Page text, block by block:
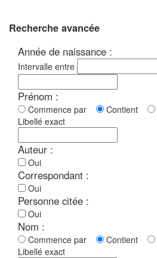
Recherche avancée
Année de naissance :
Intervalle entre
Prénom :
Commence par Contient
Libellé exact
Auteur :
Oui
Correspondant :
Oui
Personne citée :
Oui
Nom :
Commence par Contient
Libellé exact